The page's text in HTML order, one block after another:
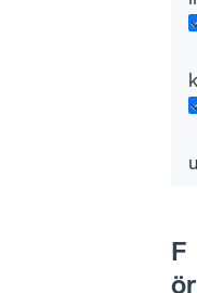
F
ör